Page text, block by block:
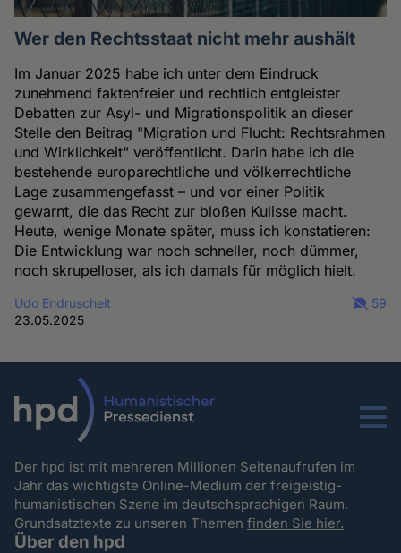
Wer den Rechtsstaat nicht mehr aushält
Im Januar 2025 habe ich unter dem Eindruck
zunehmend faktenfreier und rechtlich entgleister
Debatten zur Asyl- und Migrationspolitik an dieser
Stelle den Beitrag "Migration und Flucht: Rechtsrahmen
und Wirklichkeit" veröffentlicht. Darin habe ich die
bestehende europarechtliche und völkerrechtliche
Lage zusammengefasst – und vor einer Politik
gewarnt, die das Recht zur bloßen Kulisse macht.
Heute, wenige Monate später, muss ich konstatieren:
Die Entwicklung war noch schneller, noch dümmer,
noch skrupelloser, als ich damals für möglich hielt.
Udo Endruscheit
23.05.2025
59
Menu
Der hpd ist mit mehreren Millionen Seitenaufrufen im
Jahr das wichtigste Online-Medium der freigeistig-
humanistischen Szene im deutschsprachigen Raum.
Grundsatztexte zu unseren Themenfinden Sie hier.
Über den hpd